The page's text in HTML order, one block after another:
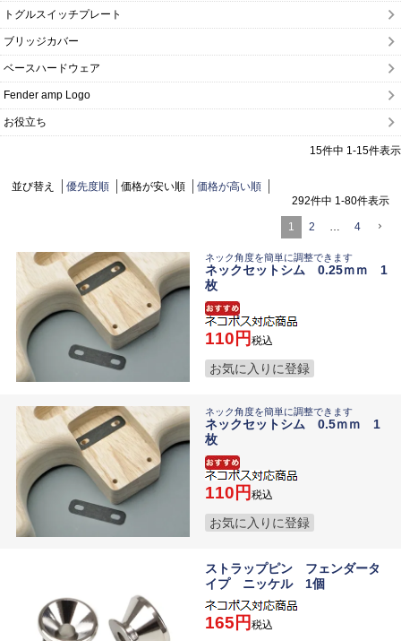
トグルスイッチプレート
ブリッジカバー
ベースハードウェア
Fender amp Logo
お役立ち
15件中 1-15件表示
並び替え 優先度順 価格が安い順
価格が高い順
292件中 1-80件表示
1 2 … 4
ネック角度を簡単に調整できます
ネックセットシム 0.25ｍｍ 1
枚
110 税込
お気に入りに登録
ネック角度を簡単に調整できます
ネックセットシム 0.5ｍｍ 1
枚
110 税込
お気に入りに登録
ストラップピン フェンダータ
イプ ニッケル 1個
165 税込